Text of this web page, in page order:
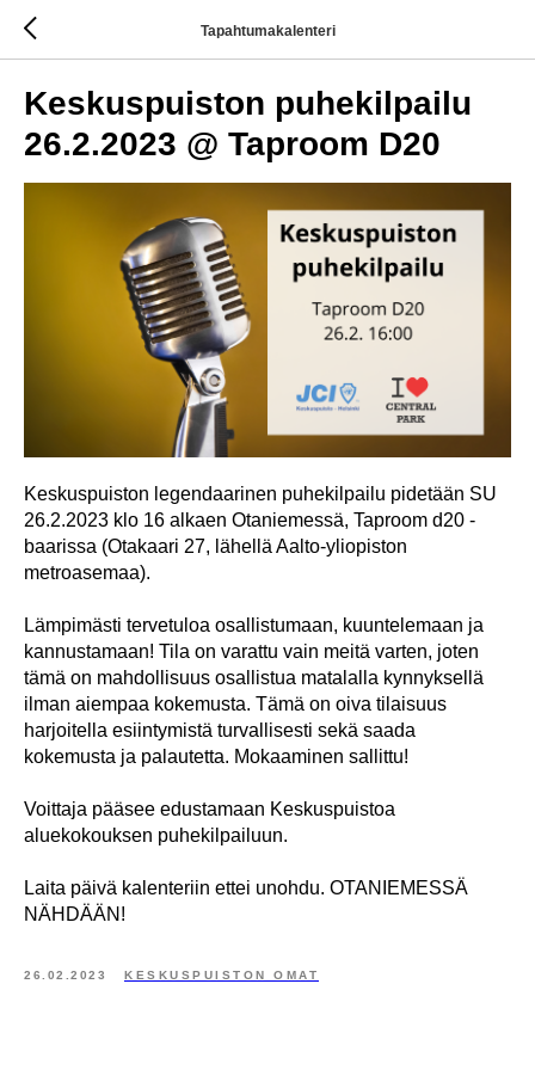
Tapahtumakalenteri
Keskuspuiston puhekilpailu
26.2.2023 @ Taproom D20
Keskuspuiston legendaarinen puhekilpailu pidetään SU
26.2.2023 klo 16 alkaen Otaniemessä, Taproom d20 -
baarissa (Otakaari 27, lähellä Aalto-yliopiston
metroasemaa).
Lämpimästi tervetuloa osallistumaan, kuuntelemaan ja
kannustamaan! Tila on varattu vain meitä varten, joten
tämä on mahdollisuus osallistua matalalla kynnyksellä
ilman aiempaa kokemusta. Tämä on oiva tilaisuus
harjoitella esiintymistä turvallisesti sekä saada
kokemusta ja palautetta. Mokaaminen sallittu!
Voittaja pääsee edustamaan Keskuspuistoa
aluekokouksen puhekilpailuun.
Laita päivä kalenteriin ettei unohdu. OTANIEMESSÄ
NÄHDÄÄN!
26.02.2023 KESKUSPUISTON OMAT